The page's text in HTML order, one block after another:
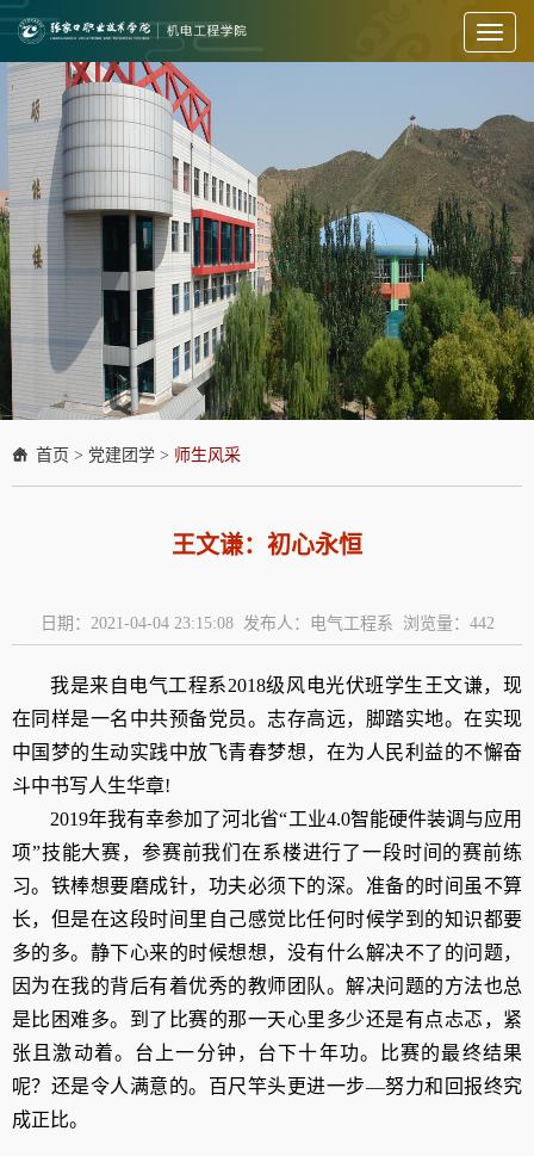
Toggle
首页 > 党建团学 > 师生风采
王文谦：初心永恒
日期：2021-04-04 23:15:08 发布人：电气工程系 浏览量： 442
我是来自电气工程系2018级风电光伏班学生王文谦，现
在同样是一名中共预备党员。志存高远，脚踏实地。在实现
中国梦的生动实践中放飞青春梦想，在为人民利益的不懈奋
斗中书写人生华章!
2019年我有幸参加了河北省“工业4.0智能硬件装调与应用
项”技能大赛，参赛前我们在系楼进行了一段时间的赛前练
习。铁棒想要磨成针，功夫必须下的深。准备的时间虽不算
长，但是在这段时间里自己感觉比任何时候学到的知识都要
多的多。静下心来的时候想想，没有什么解决不了的问题，
因为在我的背后有着优秀的教师团队。解决问题的方法也总
是比困难多。到了比赛的那一天心里多少还是有点忐忑，紧
张且激动着。台上一分钟，台下十年功。比赛的最终结果
呢？还是令人满意的。百尺竿头更进一步—努力和回报终究
成正比。